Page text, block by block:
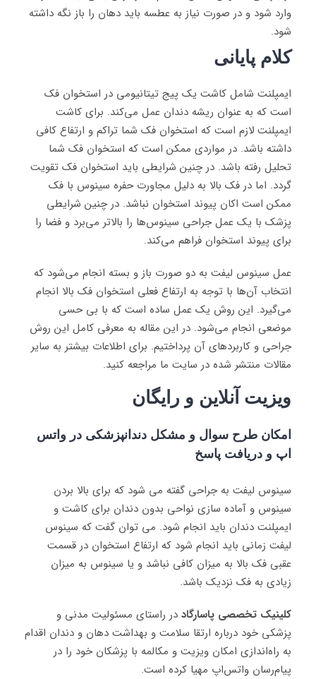
وارد شود و در صورت نیاز به عطسه باید دهان را باز نگه داشته
شود.
کلام پایانی
ایمپلنت شامل کاشت یک پیج تیتانیومی در استخوان فک
است که به عنوان ریشه دندان عمل می‌کند. برای کاشت
ایمپلنت لازم است که استخوان فک شما تراکم و ارتفاع کافی
داشته باشد. در مواردی ممکن است که استخوان فک شما
تحلیل رفته باشد. در چنین شرایطی باید استخوان فک تقویت
گردد. اما در فک بالا به دلیل مجاورت حفره سینوس با فک
ممکن است اکان پیوند استخوان نباشد. در چنین شرایطی
پزشک با یک عمل جراحی سینوس‌ها را بالاتر می‌برد و فضا را
برای پیوند استخوان فراهم می‌کند.
عمل سینوس لیفت به دو صورت باز و بسته انجام می‌شود که
انتخاب آن‌ها با توجه به ارتفاع فعلی استخوان فک بالا انجام
می‌گیرد. این روش یک عمل ساده است که با بی حسی
موضعی انجام می‌شود. در این مقاله به معرفی کامل این روش
جراحی و کاربردهای آن پرداختیم. برای اطلاعات بیشتر به سایر
مقالات منتشر شده در سایت ما مراجعه کنید.
ویزیت آنلاین و رایگان
امکان طرح سوال و مشکل دندانپزشکی در واتس
اپ و دریافت پاسخ
سینوس لیفت به جراحی گفته می شود که برای بالا بردن
سینوس و آماده سازی نواحی بدون دندان برای کاشت و
ایمپلنت دندان باید انجام شود. می توان گفت که سینوس
لیفت زمانی باید انجام شود که ارتفاع استخوان در قسمت
عقبی فک بالا به میزان کافی نباشد و یا سینوس به میزان
زیادی به فک نزدیک باشد.
کلینیک تخصصی پاسارگاد در راستای مسئولیت مدنی و
پزشکی خود درباره ارتقا سلامت و بهداشت دهان و دندان اقدام
به راه‌اندازی امکان ویزیت و مکالمه با پزشکان خود را در
پیام‌رسان واتس‌اپ مهیا کرده است.